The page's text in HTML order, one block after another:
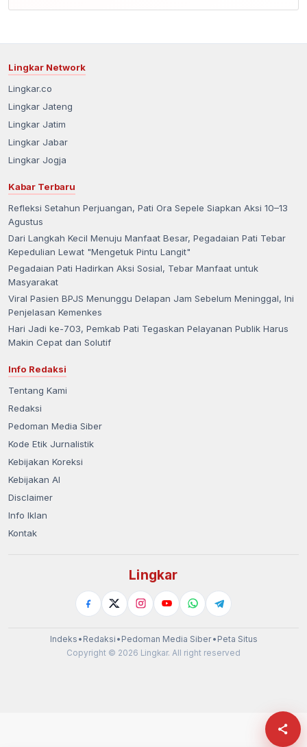
Lingkar Network
Lingkar.co
Lingkar Jateng
Lingkar Jatim
Lingkar Jabar
Lingkar Jogja
Kabar Terbaru
Refleksi Setahun Perjuangan, Pati Ora Sepele Siapkan Aksi 10–13
Agustus
Dari Langkah Kecil Menuju Manfaat Besar, Pegadaian Pati Tebar
Kepedulian Lewat "Mengetuk Pintu Langit"
Pegadaian Pati Hadirkan Aksi Sosial, Tebar Manfaat untuk
Masyarakat
Viral Pasien BPJS Menunggu Delapan Jam Sebelum Meninggal, Ini
Penjelasan Kemenkes
Hari Jadi ke-703, Pemkab Pati Tegaskan Pelayanan Publik Harus
Makin Cepat dan Solutif
Info Redaksi
Tentang Kami
Redaksi
Pedoman Media Siber
Kode Etik Jurnalistik
Kebijakan Koreksi
Kebijakan AI
Disclaimer
Info Iklan
Kontak
Lingkar
Indeks • Redaksi • Pedoman Media Siber• Peta Situs
Copyright © 2026 Lingkar. All right reserved